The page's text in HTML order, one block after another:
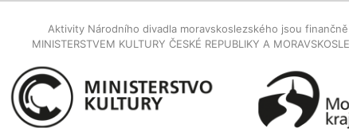
Aktivity Národního divadla moravskoslezského jsou
MINISTERSTVEM KULTURY ČESKÉ REPUBLIKY A